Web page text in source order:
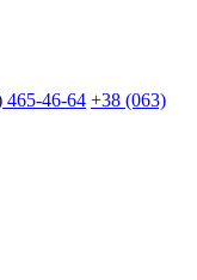
465-46-64 +38 (063)